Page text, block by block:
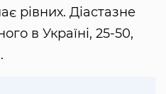
рівних. Діастазне
в Україні, 25-50,